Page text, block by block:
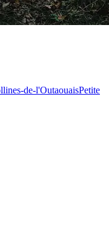
de-l'OutaouaisPetite